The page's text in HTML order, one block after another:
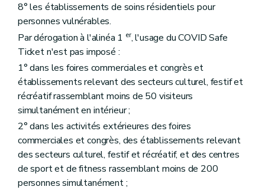
8° les établissements de soins résidentiels pour
personnes vulnérables.
Par dérogation à l'alinéa 1 er, l'usage du COVID Safe
Ticket n'est pas imposé :
1° dans les foires commerciales et congrès et
établissements relevant des secteurs culturel, festif et
récréatif rassemblant moins de 50 visiteurs
simultanément en intérieur ;
2° dans les activités extérieures des foires
commerciales et congrès, des établissements relevant
des secteurs culturel, festif et récréatif, et des centres
de sport et de fitness rassemblant moins de 200
personnes simultanément ;